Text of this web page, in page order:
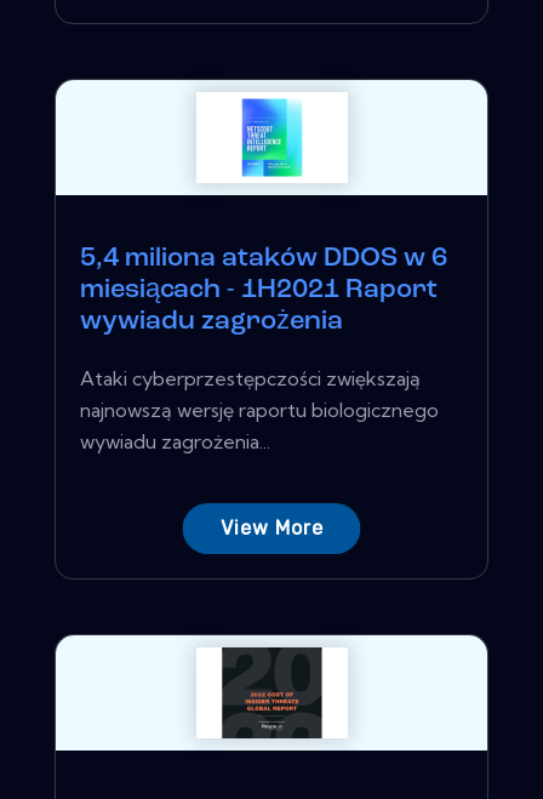
5,4 miliona ataków DDOS w 6
miesiącach - 1H2021 Raport
wywiadu zagrożenia
Ataki cyberprzestępczości zwiększają
najnowszą wersję raportu biologicznego
wywiadu zagrożenia...
View More